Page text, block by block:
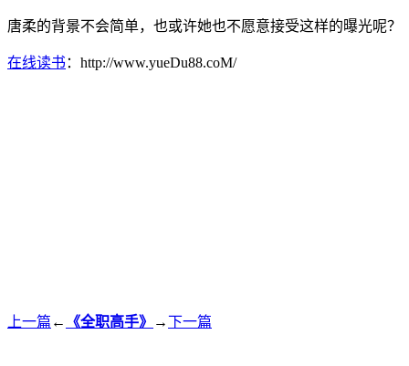
唐柔的背景不会简单，也或许她也不愿意接受这样的曝光呢？
在线读书 ：http://www.yueDu88.coM/
上一篇 ← 《全职高手》 →下一篇